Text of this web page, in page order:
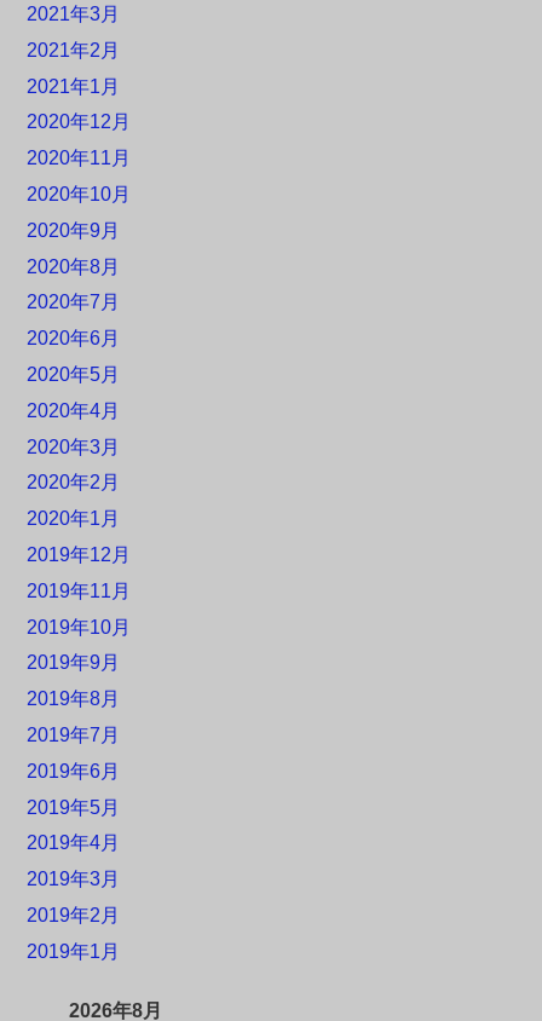
2021年3月
2021年2月
2021年1月
2020年12月
2020年11月
2020年10月
2020年9月
2020年8月
2020年7月
2020年6月
2020年5月
2020年4月
2020年3月
2020年2月
2020年1月
2019年12月
2019年11月
2019年10月
2019年9月
2019年8月
2019年7月
2019年6月
2019年5月
2019年4月
2019年3月
2019年2月
2019年1月
2026年8月